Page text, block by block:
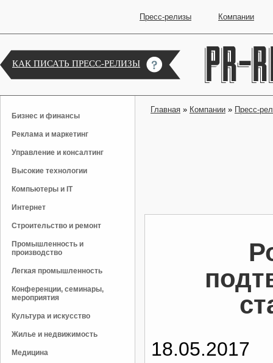
Пресс-релизы Компании
КАК ПИСАТЬ ПРЕСС-РЕЛИЗЫ
Бизнес и финансы
Реклама и маркетинг
Управление и консалтинг
Высокие технологии
Компьютеры и IT
Интернет
Строительство и ремонт
Промышленность и
производство
Легкая промышленность
Конференции, семинары,
мероприятия
Культура и искусство
Жилье и недвижимость
Медицина
Главная » Компании » Пресс-
18.05.2017